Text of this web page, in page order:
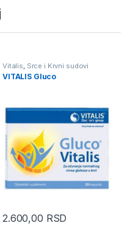
Vitalis Srce i Krvni sudovi
VITALIS Gluco
2.600,00 RSD